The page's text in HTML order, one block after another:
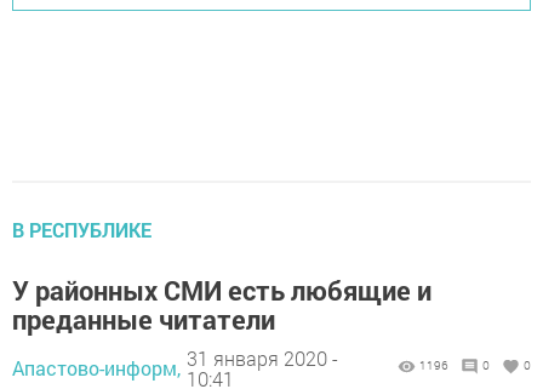
В РЕСПУБЛИКЕ
У районных СМИ есть любящие и
преданные читатели
Апастово-информ, 31 января 2020 -
10:41
1196 0 0